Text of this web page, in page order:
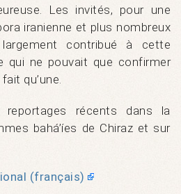
Les invités, pour une
iranienne et plus nombreux
contribué à cette
qui ne pouvait que confirmer
qu’une.
reportages récents dans la
bahá’íes de Chiraz et sur
(français)